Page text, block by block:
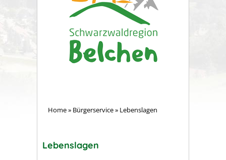
Home» Bürgerservice» Lebenslagen
Lebenslagen